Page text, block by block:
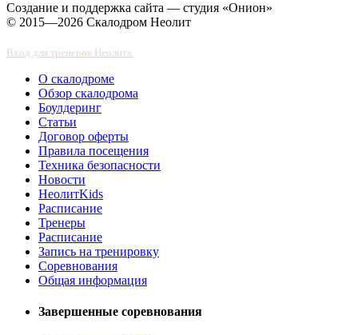
Создание и поддержка сайта — студия «Онион»
© 2015—2026 Скалодром Неолит
Вход для тренеров Неолита
О скалодроме
Обзор скалодрома
Боулдеринг
Статьи
Договор оферты
Правила посещения
Техника безопасности
Новости
НеолитKids
Расписание
Тренеры
Расписание
Запись на тренировку
Соревнования
Общая информация
Завершенные соревнования